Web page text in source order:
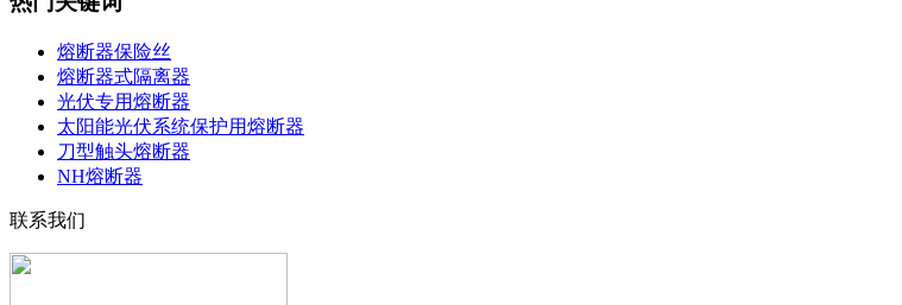
熔断器保险丝
熔断器式隔离器
光伏专用熔断器
太阳能光伏系统保护用熔断器
刀型触头熔断器
NH熔断器
联系我们